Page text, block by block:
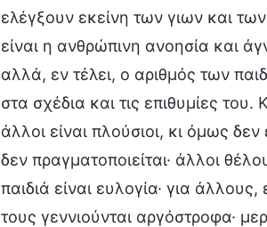
ελέγξουν εκείνη των γιων και
είναι η ανθρώπινη ανοησία και
αλλά, εν τέλει, ο αριθμός των
στα σχέδια και τις επιθυμίες
άλλοι είναι πλούσιοι, κι όμως
δεν πραγματοποιείται· άλλοι
παιδιά είναι ευλογία· για
τους γεννιούνται αργόστροφα·